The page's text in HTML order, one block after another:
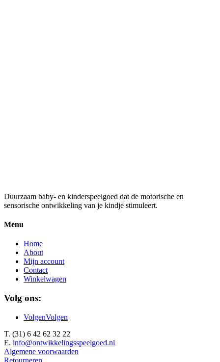
Duurzaam baby- en kinderspeelgoed dat de motorische en
sensorische ontwikkeling van je kindje stimuleert.
Menu
Home
About
Mijn account
Contact
Winkelwagen
Volg ons:
VolgenVolgen
T. (31) 6 42 62 32 22
E. info@ontwikkelingsspeelgoed.nl
Algemene voorwaarden
Retourneren